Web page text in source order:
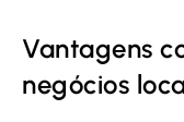
Vantagens
negócios